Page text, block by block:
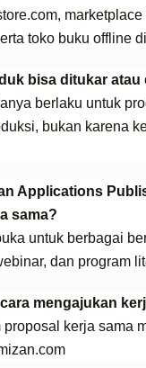
toko buku offline
bisa ditukar atau
berlaku untuk
bukan karena
Applications
sama?
untuk berbagai
dan program
mengajukan
kerja sama